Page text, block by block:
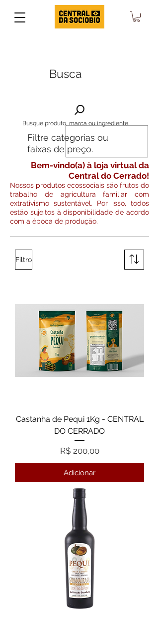
Busca
Busque produto, marca ou ingrediente.
Filtre categorias ou
faixas de preço.
Bem-vindo(a) à loja virtual da
Central do Cerrado!
Nossos produtos ecossociais são frutos do
trabalho de agricultura familiar com
extrativismo sustentável. Por isso, todos
estão sujeitos à disponibilidade de acordo
com a época de produção.
Filtro
Castanha de Pequi 1Kg - CENTRAL
DO CERRADO
Preço
R$ 200,00
Adicionar